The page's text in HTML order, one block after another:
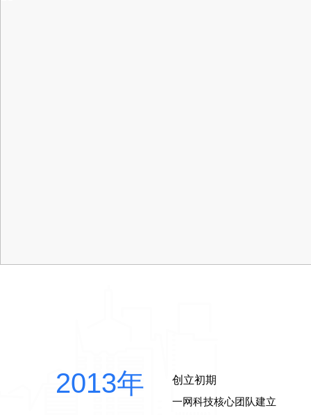
2013年
创立初期
一网科技核心团队建立